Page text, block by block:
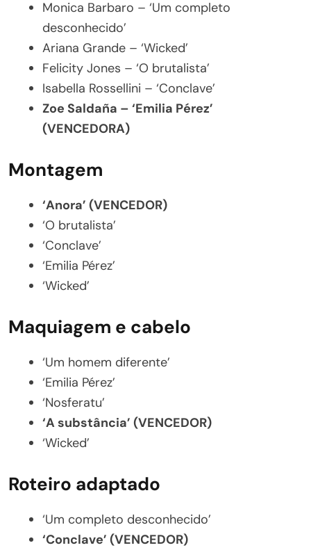
Monica Barbaro – ‘Um completo
desconhecido’
Ariana Grande – ‘Wicked’
Felicity Jones – ‘O brutalista’
Isabella Rossellini – ‘Conclave’
Zoe Saldaña – ‘Emilia Pérez’
(VENCEDORA)
Montagem
‘Anora’ (VENCEDOR)
‘O brutalista’
‘Conclave’
‘Emilia Pérez’
‘Wicked’
Maquiagem e cabelo
‘Um homem diferente’
‘Emilia Pérez’
‘Nosferatu’
‘A substância’ (VENCEDOR)
‘Wicked’
Roteiro adaptado
‘Um completo desconhecido’
‘Conclave’ (VENCEDOR)